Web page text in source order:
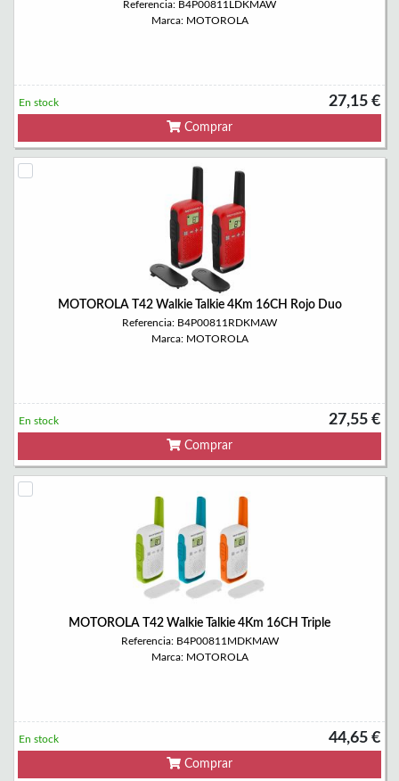
Referencia: B4P00811LDKMAW
Marca: MOTOROLA
27,15 €
En stock
Comprar
MOTOROLA T42 Walkie Talkie 4Km 16CH Rojo Duo
Referencia: B4P00811RDKMAW
Marca: MOTOROLA
27,55 €
En stock
Comprar
MOTOROLA T42 Walkie Talkie 4Km 16CH Triple
Referencia: B4P00811MDKMAW
Marca: MOTOROLA
44,65 €
En stock
Comprar